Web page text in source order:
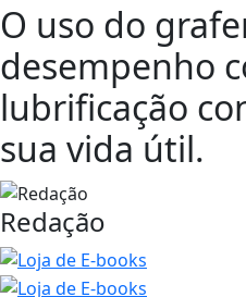
O uso do
desempenho
lubrificação
sua vida útil.
Redação